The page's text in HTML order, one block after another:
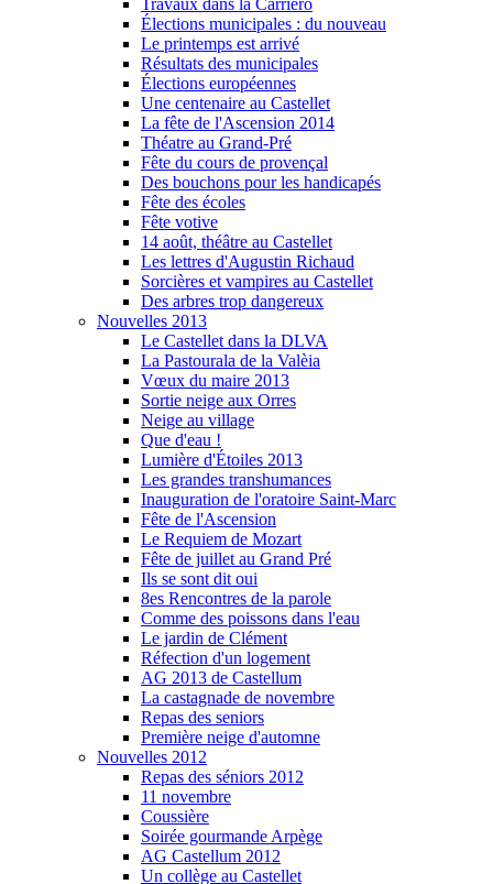
Travaux dans la Carriero
Élections municipales : du nouveau
Le printemps est arrivé
Résultats des municipales
Élections européennes
Une centenaire au Castellet
La fête de l'Ascension 2014
Théatre au Grand-Pré
Fête du cours de provençal
Des bouchons pour les handicapés
Fête des écoles
Fête votive
14 août, théâtre au Castellet
Les lettres d'Augustin Richaud
Sorcières et vampires au Castellet
Des arbres trop dangereux
Nouvelles 2013
Le Castellet dans la DLVA
La Pastourala de la Valèia
Vœux du maire 2013
Sortie neige aux Orres
Neige au village
Que d'eau !
Lumière d'Étoiles 2013
Les grandes transhumances
Inauguration de l'oratoire Saint-Marc
Fête de l'Ascension
Le Requiem de Mozart
Fête de juillet au Grand Pré
Ils se sont dit oui
8es Rencontres de la parole
Comme des poissons dans l'eau
Le jardin de Clément
Réfection d'un logement
AG 2013 de Castellum
La castagnade de novembre
Repas des seniors
Première neige d'automne
Nouvelles 2012
Repas des séniors 2012
11 novembre
Coussière
Soirée gourmande Arpège
AG Castellum 2012
Un collège au Castellet